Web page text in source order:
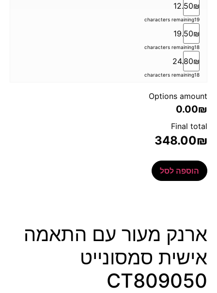
12.50₪
19
characters remaining
19.50₪
18
characters remaining
24.80₪
18
characters remaining
Options amount
0.00₪
Final total
348.00₪
הוספה לסל
ארנק מעור עם התאמה
אישית סמסונייט
CT809050